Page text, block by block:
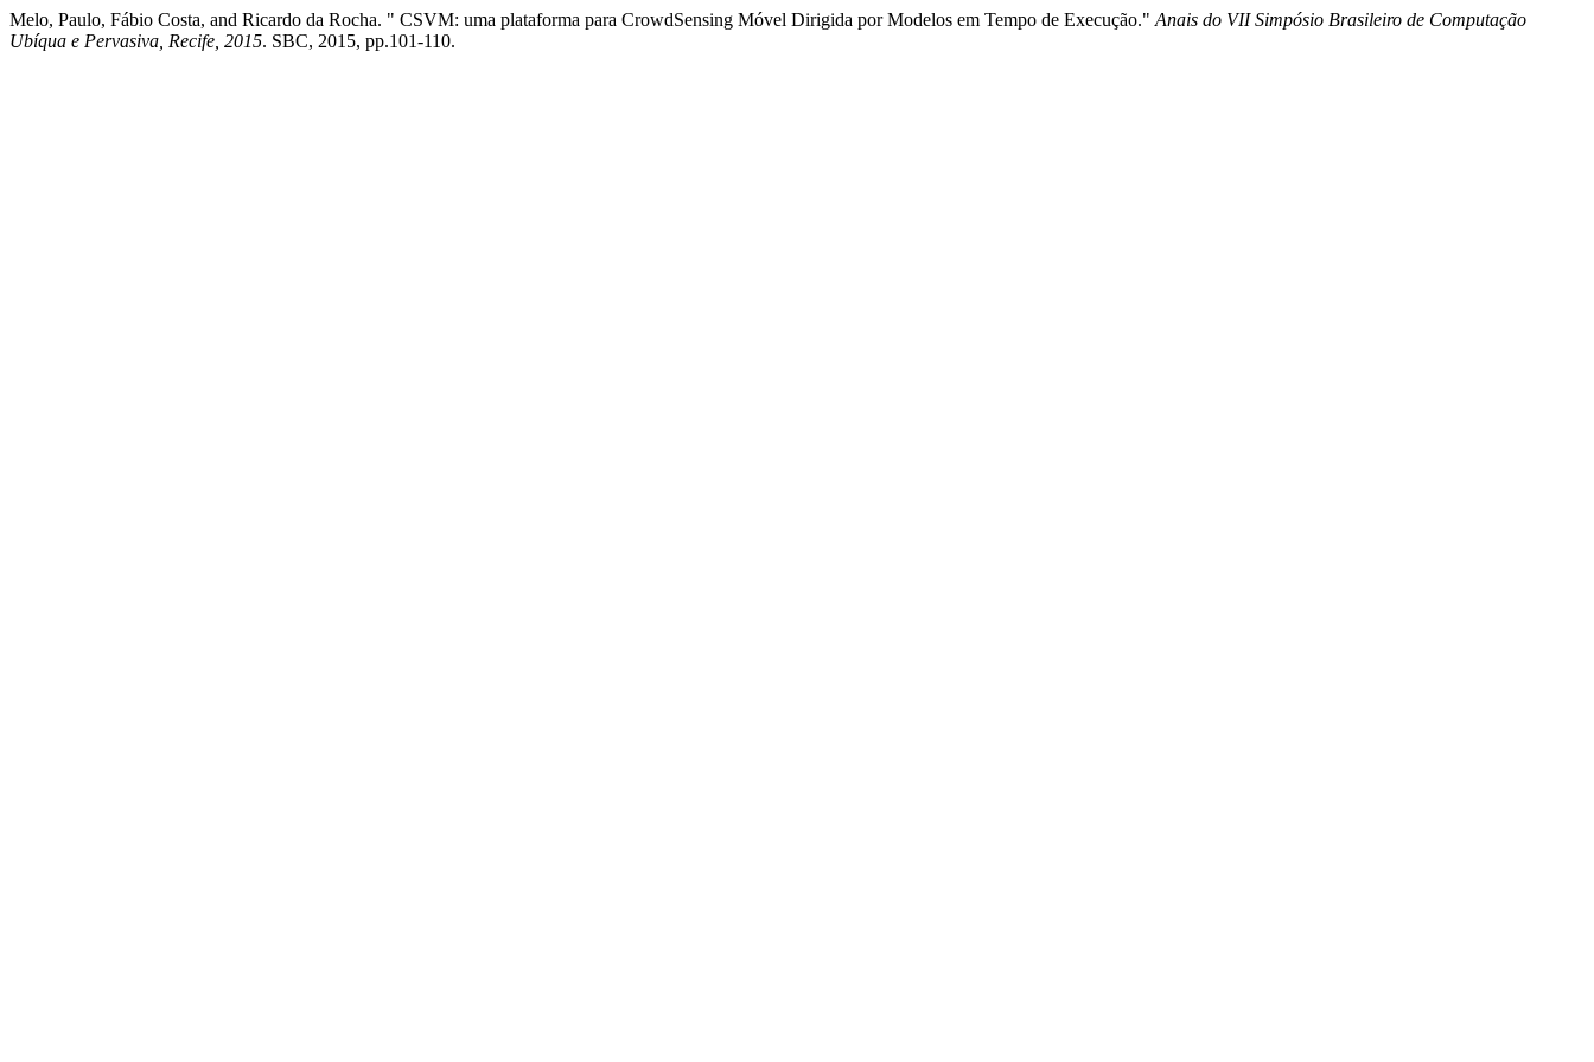
Melo, Paulo, Fábio Costa, and Ricardo da Rocha. " CSVM: uma plataforma para CrowdSensing Móvel Dirigida por Modelos em Tempo de Execução." Anais do VII Simpósio Brasileiro de Computação
Ubíqua e Pervasiva, Recife, 2015. SBC, 2015, pp.101-110.